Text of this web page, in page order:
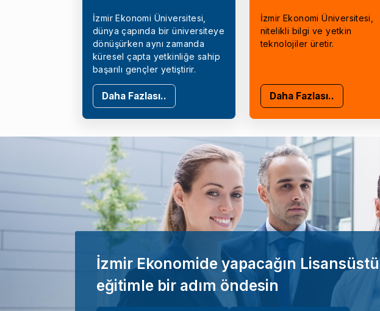
İzmir Ekonomi Üniversitesi,
dünya çapında bir üniversiteye
dönüşürken aynı zamanda
küresel çapta yetkinliğe sahip
başarılı gençler yetiştirir.
Daha Fazlası..
İzmir Ekonomi Üniversitesi,
nitelikli bilgi ve yetkin
teknolojiler üretir.
Daha Fazlası..
İzmir Ekonomide yapacağın Lisansüstü
eğitimle bir adım öndesin